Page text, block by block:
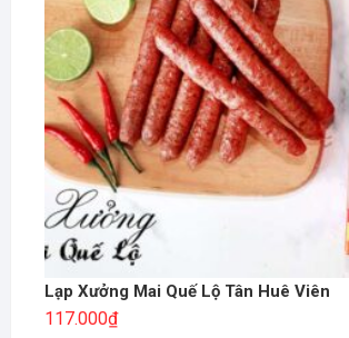
Lạp Xưởng Mai Quế Lộ Tân Huê Viên
117.000₫